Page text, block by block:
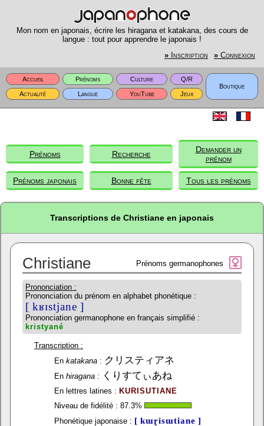
Mon nom en japonais, écrire les hiragana et katakana, des cours de
langue : tout pour apprendre le japonais !
» Inscription » Connexion
Accueil Prénoms Culture
Q/R
Boutique
Actualité
Langue YouTube Jeux
Prénoms Recherche
Demander un
prénom
Prénoms japonais Bonne fête Tous les prénoms
Transcriptions de Christiane en japonais
Christiane Prénoms germanophones
Prononciation :
Prononciation du prénom en alphabet phonétique :
[ kʁɪstjane ]
Prononciation germanophone en français simplifié :
kristyané
Transcription :
En katakana : クリスティアネ
En hiragana : くりすてぃあね
En lettres latines : KURISUTIANE
Niveau de fidélité : 87.3%
Phonétique japonaise : [ kɯɽisɯtiane ]